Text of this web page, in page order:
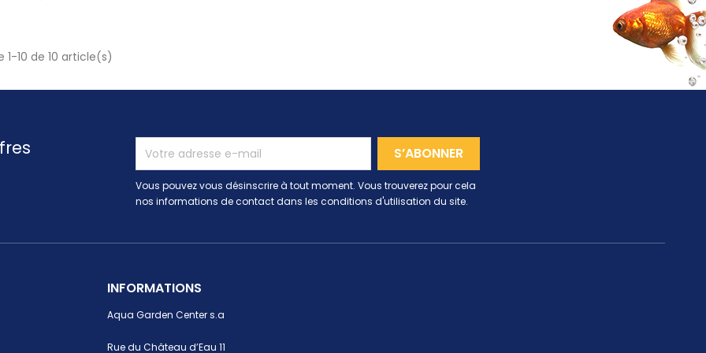
10 de 10 article(s)
Vous pouvez vous désinscrire à tout moment. Vous trouverez pour cela
nos informations de contact dans les conditions d'utilisation du site.
INFORMATIONS
Aqua Garden Center s.a
Rue du Château d’Eau 11